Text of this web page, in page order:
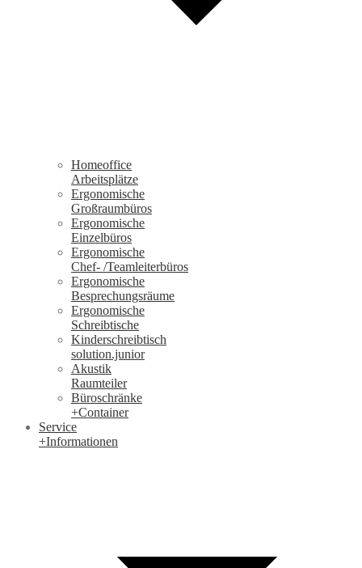
Homeoffice
Arbeitsplätze
Ergonomische
Großraumbüros
Ergonomische
Einzelbüros
Ergonomische
Chef- /Teamleiterbüros
Ergonomische
Besprechungsräume
Ergonomische
Schreibtische
Kinderschreibtisch
solution.junior
Akustik
Raumteiler
Büroschränke
+Container
Service
+Informationen